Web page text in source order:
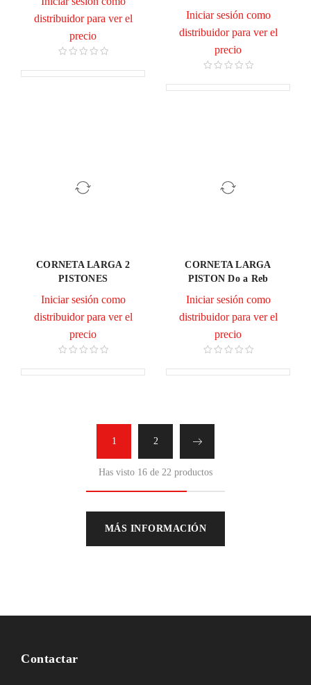
distribuidor para ver el
precio
Iniciar sesión como
distribuidor para ver el
precio
CORNETA LARGA 2
PISTONES
Iniciar sesión como
distribuidor para ver el
precio
CORNETA LARGA
PISTON Do a Reb
Iniciar sesión como
distribuidor para ver el
precio
1 2
Has visto 16 de 22 productos
MÁS INFORMACIÓN
Contactar